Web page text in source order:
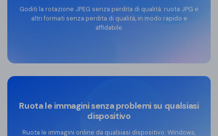
Goditi la rotazione JPEG senza perdita di qualità: ruota JPG e
altri formati senza perdita di qualità, in modo rapido e
affidabile.
Ruota le immagini senza problemi su qualsiasi
dispositivo
Ruota le immagini online da qualsiasi dispositivo: Windows,